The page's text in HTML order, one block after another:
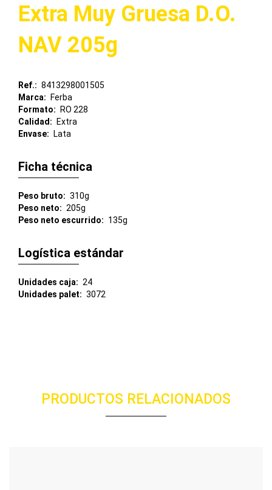
Extra Muy Gruesa D.O.
NAV 205g
Ref.
8413298001505
Marca
Ferba
Formato
RO 228
Calidad
Extra
Envase
Lata
Ficha técnica
Peso bruto
310g
Peso neto
205g
Peso neto escurrido
135g
Logística estándar
Unidades caja
24
Unidades palet
3072
PRODUCTOS RELACIONADOS